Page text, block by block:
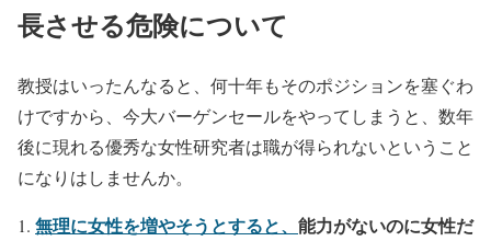
長させる危険について
教授はいったんなると、何十年もそのポジションを塞ぐわ
けですから、今大バーゲンセールをやってしまうと、数年
後に現れる優秀な女性研究者は職が得られないということ
になりはしませんか。
無理に女性を増やそうとすると、 能力がないのに女性だ